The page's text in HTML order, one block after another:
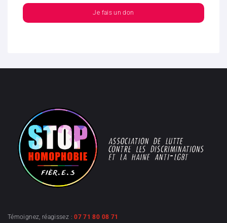
Je fais un don
Témoignez, réagissez :07 71 80 08 71